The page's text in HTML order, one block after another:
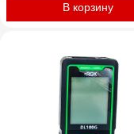
В корзину